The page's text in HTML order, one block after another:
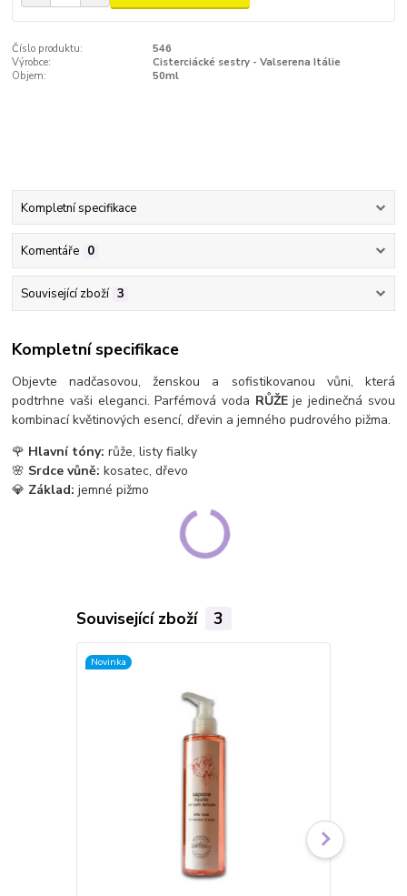
Číslo produktu:
546
Výrobce:
Cisterciácké sestry - Valserena Itálie
Objem:
50ml
Kompletní specifikace
Komentáře 0
Související zboží 3
Kompletní specifikace
Objevte nadčasovou, ženskou a sofistikovanou vůni, která
podtrhne vaši eleganci. Parfémová voda RŮŽEje jedinečná svou
kombinací květinových esencí, dřevin a jemného pudrového pižma.
🌹 Hlavní tóny: růže, listy fialky
🌸 Srdce vůně: kosatec, dřevo
💎 Základ: jemné pižmo
Související zboží 3
Novinka